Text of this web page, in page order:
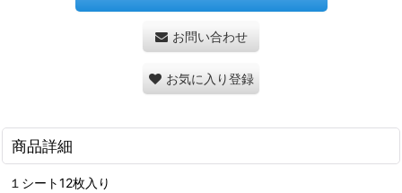
お問い合わせ
お気に入り登録
商品詳細
１シート12枚入り